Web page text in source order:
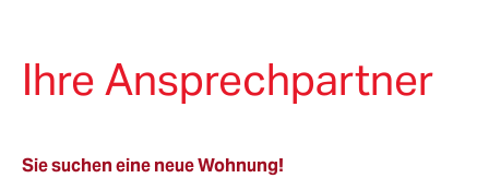
Ihre Ansprechpartner
Sie suchen eine neue Wohnung!